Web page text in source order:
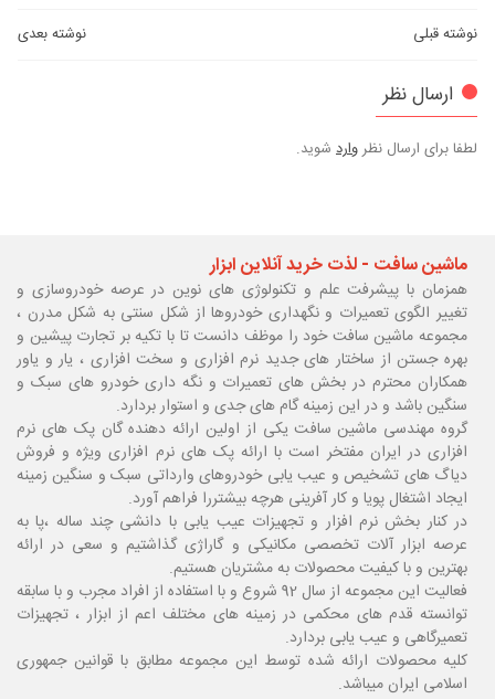
نوشته قبلی نوشته بعدی
ارسال نظر
لطفا برای ارسال نظروارد شوید.
ماشین سافت - لذت خرید آنلاین ابزار
همزمان با پیشرفت علم و تکنولوژی های نوین در عرصه خودروسازی و
تغییر الگوی تعمیرات و نگهداری خودروها از شکل سنتی به شکل مدرن ،
مجموعه ماشین سافت خود را موظف دانست تا با تکیه بر تجارت پیشین و
بهره جستن از ساختار های جدید نرم افزاری و سخت افزاری ، یار و یاور
همکاران محترم در بخش های تعمیرات و نگه داری خودرو های سبک و
سنگین باشد و در این زمینه گام های جدی و استوار بردارد.
گروه مهندسی ماشین سافت یکی از اولین ارائه دهنده گان پک های نرم
افزاری در ایران مفتخر است با ارائه پک های نرم افزاری ویژه و فروش
دیاگ های تشخیص و عیب یابی خودروهای وارداتی سبک و سنگین زمینه
ایجاد اشتغال پویا و کار آفرینی هرچه بیشتررا فراهم آورد.
در کنار بخش نرم افزار و تجهیزات عیب یابی با دانشی چند ساله ،پا به
عرصه ابزار آلات تخصصی مکانیکی و گاراژی گذاشتیم و سعی در ارائه
بهترین و با کیفیت محصولات به مشتریان هستیم.
فعالیت این مجموعه از سال 92 شروع و با استفاده از افراد مجرب و با سابقه
توانسته قدم های محکمی در زمینه های مختلف اعم از ابزار ، تجهیزات
تعمیرگاهی و عیب یابی بردارد.
کلیه محصولات ارائه شده توسط این مجموعه مطابق با قوانین جمهوری
اسلامی ایران میباشد.